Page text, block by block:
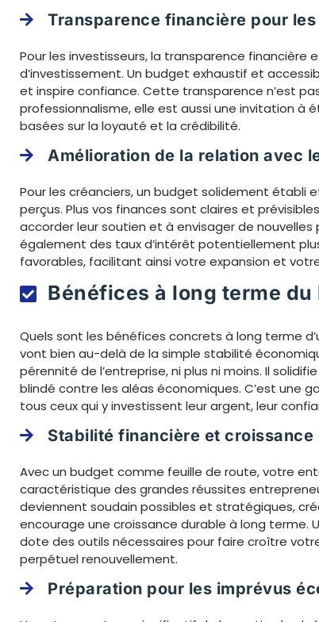
Transparence financière pour
Pour les investisseurs, la transparence financière
d’investissement. Un budget exhaustif et
et inspire confiance. Cette transparence n’est
professionnalisme, elle est aussi une invitation à
basées sur la loyauté et la crédibilité.
Amélioration de la relation avec
Pour les créanciers, un budget solidement établi
perçus. Plus vos finances sont claires et
accorder leur soutien et à envisager de
également des taux d’intérêt potentiellement
favorables, facilitant ainsi votre expansion et
Bénéfices à long terme
Quels sont les bénéfices concrets à long terme
vont bien au-delà de la simple stabilité
pérennité de l’entreprise, ni plus ni moins. Il
blindé contre les aléas économiques. C’est une
tous ceux qui y investissent leur argent, leur
Stabilité financière et croissance
Avec un budget comme feuille de route, votre
caractéristique des grandes réussites
deviennent soudain possibles et stratégiques,
encourage une croissance durable à long terme.
dote des outils nécessaires pour faire croître
perpétuel renouvellement.
Préparation pour les imprévus